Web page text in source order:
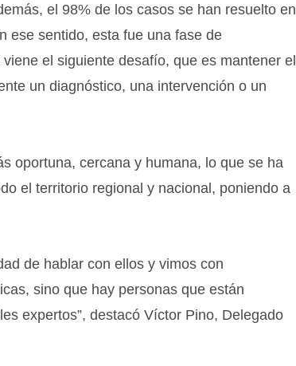
el 98% de los casos se han resuelto en
ese sentido, esta fue una fase de
el siguiente desafío, que es mantener el
un diagnóstico, una intervención o un
oportuna, cercana y humana, lo que se ha
el territorio regional y nacional, poniendo a
de hablar con ellos y vimos con
sino que hay personas que están
expertos”, destacó Víctor Pino, Delegado